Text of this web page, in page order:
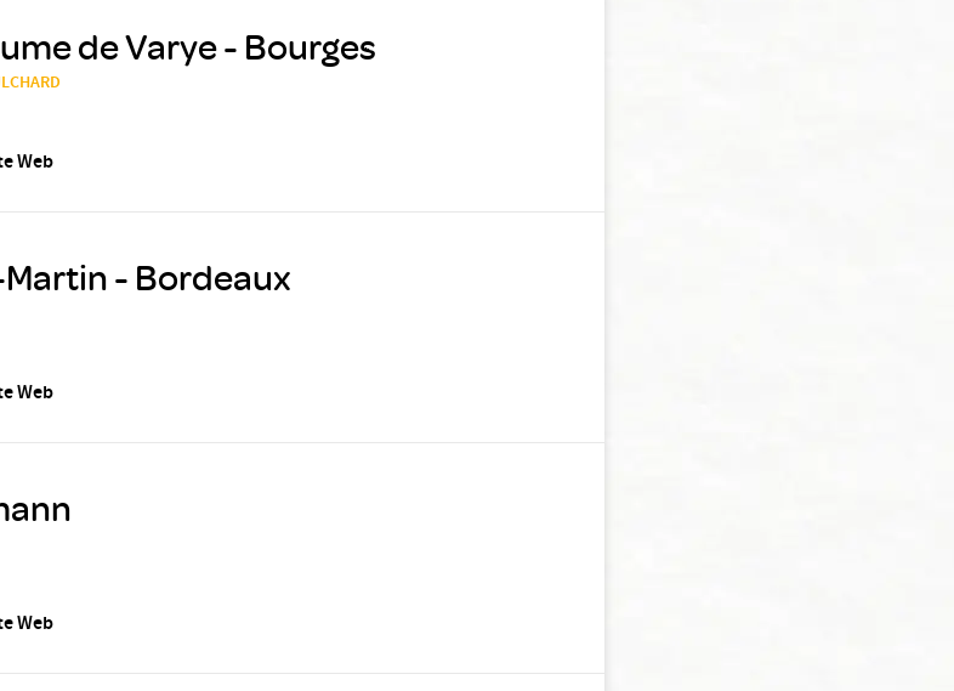
de Varye - Bourges
Web
- Bordeaux
Web
Web